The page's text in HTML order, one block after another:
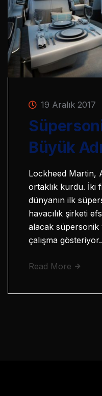
19 Aralık 2017
Büyük
Lockheed Martin,
ortaklık kurdu. İki
dünyanın ilk
havacılık şirketi
alacak süpersonik
çalışma
Read More